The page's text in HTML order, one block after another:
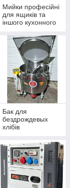
Мийки професійні
для ящиків та
іншого кухонного
Бак для
бездрождевых
хлібів